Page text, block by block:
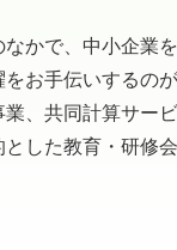
かで、中小企業
お手伝いするの
、共同計算サー
した教育・研修